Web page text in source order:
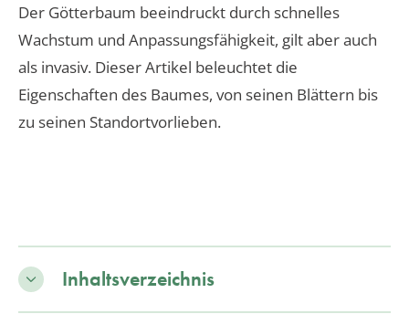
Der Götterbaum beeindruckt durch schnelles
Wachstum und Anpassungsfähigkeit, gilt aber auch
als invasiv. Dieser Artikel beleuchtet die
Eigenschaften des Baumes, von seinen Blättern bis
zu seinen Standortvorlieben.
Inhaltsverzeichnis